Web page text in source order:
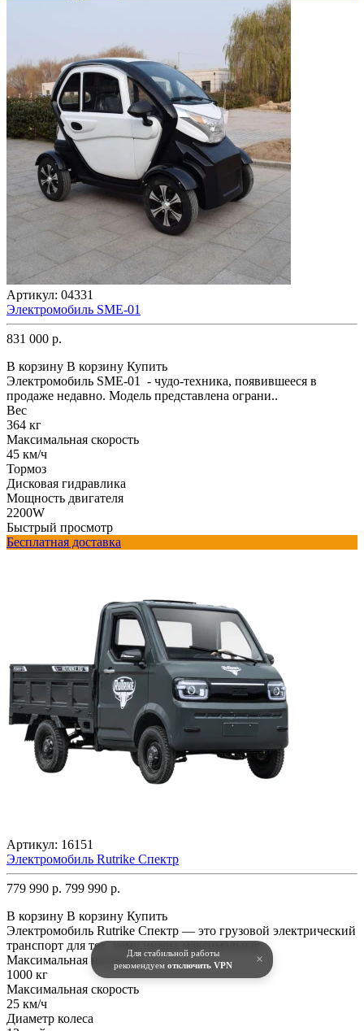
Для стабильной работы
рекомендуем отключить VPN ×
Артикул: 04331
Электромобиль SME-01
831 000 р.
В корзину В корзину Купить
Электромобиль SME-01 - чудо-техника, появившееся в
продаже недавно. Модель представлена ограни..
Вес
364 кг
Максимальная скорость
45 км/ч
Тормоз
Дисковая гидравлика
Мощность двигателя
2200W
Быстрый просмотр
Бесплатная доставка
Артикул: 16151
Электромобиль Rutrike Спектр
779 990 р. 799 990 р.
В корзину В корзину Купить
Электромобиль Rutrike Спектр — это грузовой электрический
транспорт для тех, кому нужна максимальная..
Максимальная нагрузка
1000 кг
Максимальная скорость
25 км/ч
Диаметр колеса